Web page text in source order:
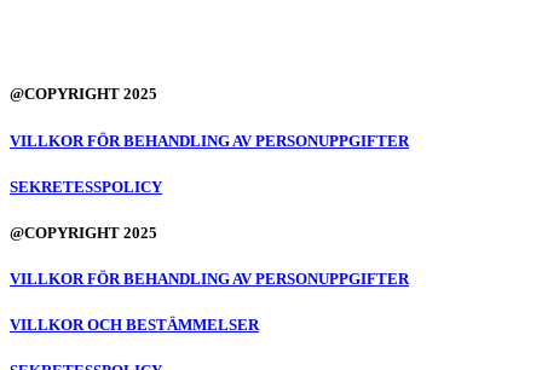
@COPYRIGHT 2025
VILLKOR FÖR BEHANDLING AV PERSONUPPGIFTER
SEKRETESSPOLICY
@COPYRIGHT 2025
VILLKOR FÖR BEHANDLING AV PERSONUPPGIFTER
VILLKOR OCH BESTÄMMELSER